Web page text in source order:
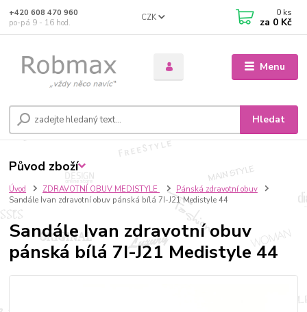
Menu
CZK
Hledat
+420 608 470 960
po-pá 9 - 16 hod.
0 ks
za 0 Kč
Úvod ZDRAVOTNÍ OBUV MEDISTYLE
Pánská zdravotní obuv
Sandále Ivan zdravotní obuv pánská bílá 7I-J21 Medistyle 44
Sandále Ivan zdravotní obuv
pánská bílá 7I-J21 Medistyle 44
Původ zboží